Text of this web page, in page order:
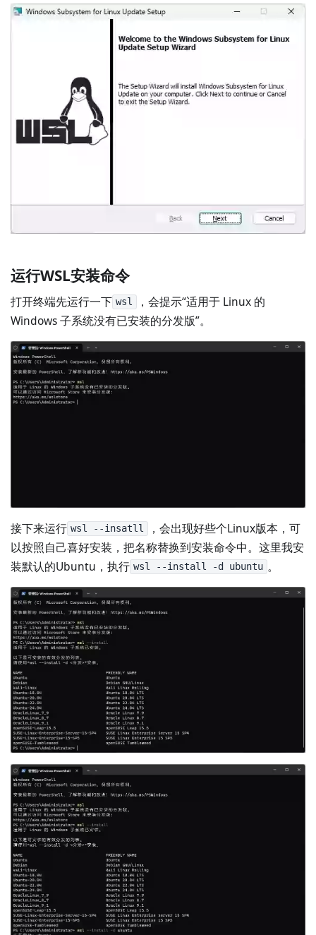
运行WSL安装命令
打开终端先运行一下 wsl
，会提示“适用于 Linux 的
Windows 子系统没有已安装的分发版”。
接下来运行 wsl --insatll
，会出现好些个Linux版本，可
以按照自己喜好安装，把名称替换到安装命令中。这里我安
装默认的Ubuntu，执行 wsl --install -d ubuntu 。